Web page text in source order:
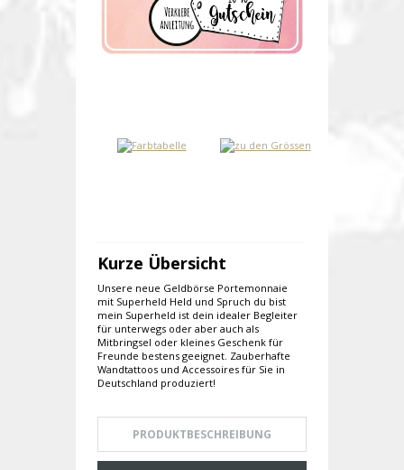
Kurze Übersicht
Unsere neue Geldbörse Portemonnaie
mit Superheld Held und Spruch du bist
mein Superheld ist dein idealer Begleiter
für unterwegs oder aber auch als
Mitbringsel oder kleines Geschenk für
Freunde bestens geeignet. Zauberhafte
Wandtattoos und Accessoires für Sie in
Deutschland produziert!
PRODUKTBESCHREIBUNG